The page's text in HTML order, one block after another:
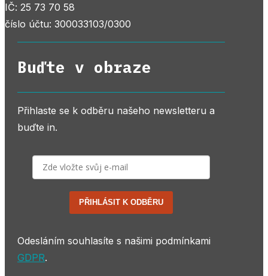
IČ: 25 73 70 58
číslo účtu: 300033103/0300
Buďte v obraze
Přihlaste se k odběru našeho newsletteru a
buďte in.
PŘIHLÁSIT K ODBĚRU
Odesláním souhlasíte s našimi podmínkami
GDPR.